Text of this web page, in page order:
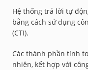
Hệ thống trả lời tự
bằng cách sử dụng
(CTI).
Các thành phần tính
nhiên, kết hợp với